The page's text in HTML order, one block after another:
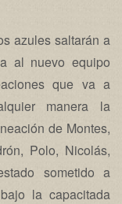
azules saltarán a
al nuevo equipo
que va a
manera la
de Montes,
Polo, Nicolás,
sometido a
la capacitada